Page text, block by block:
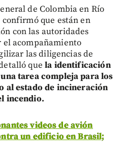
de Colombia en Río
confirmó que están en
con las autoridades
acompañamiento
las diligencias de
quela identificación
tarea compleja para los
al estado de incineración
incendio.
videos de avión
un edificio en Brasil;